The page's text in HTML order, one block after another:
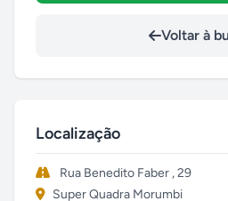
Voltar à
Localização
Rua Benedito Faber , 29
Super Quadra Morumbi